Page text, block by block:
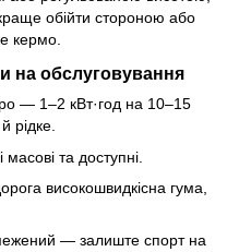
обійти стороною або
кермо.
на обслуговування
— 1–2 кВт·год на 10–15
рідке.
та доступні.
високошвидкісна гума,
— залиште спорт на